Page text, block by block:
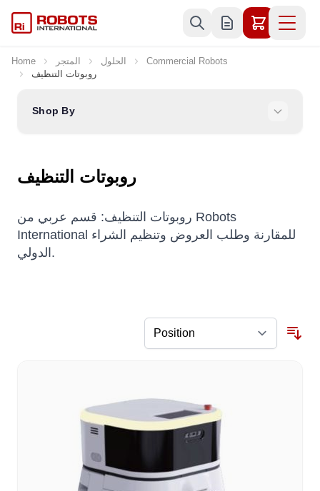
Home المتجر الحلول
Commercial Robots
روبوتات التنظيف
Shop By
روبوتات التنظيف
روبوتات التنظيف: قسم عربي من Robots
International للمقارنة وطلب العروض وتنظيم الشراء
الدولي.